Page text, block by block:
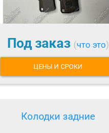
Под заказ (что это)
ЦЕНЫ И СРОКИ
Колодки задние